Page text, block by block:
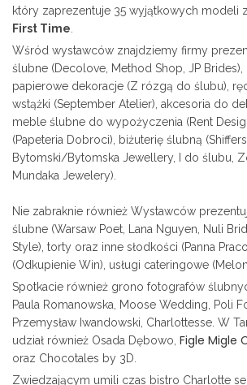
który zaprezentuje 35 wyjątkowych modeli
First Time
Wśród wystawców znajdziemy firmy
ślubne (Decolove, Method Shop, JP
papierowe dekoracje (Z rózgą do ślubu),
wstążki (September Atelier), akcesoria do
meble ślubne do wypożyczenia (Rent
(Papeteria Dobroci), biżuterię ślubną
Bytomski/Bytomska Jewellery, I do ślubu,
Mundaka Jewelery).
Nie zabraknie również Wystawców
ślubne (Warsaw Poet, Lana Nguyen, Nuli
Style), torty oraz inne słodkości (Panna
(Odkupienie Win), usługi cateringowe
Spotkacie również grono fotografów
Paula Romanowska, Moose Wedding, Poli
Przemysław Iwandowski, Charlottesse. W
udział również Osada Dębowo, Figle Migle
oraz Chocotales by 3D.
Zwiedzającym umili czas bistro Charlotte